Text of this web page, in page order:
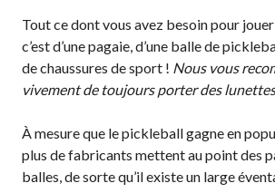
Tout ce dont vous avez besoin pour
c’est d’une pagaie, d’une balle de
de chaussures de sport ! Nous vous
vivement de toujours porter des
À mesure que le pickleball gagne en
plus de fabricants mettent au point des
balles, de sorte qu’il existe un large